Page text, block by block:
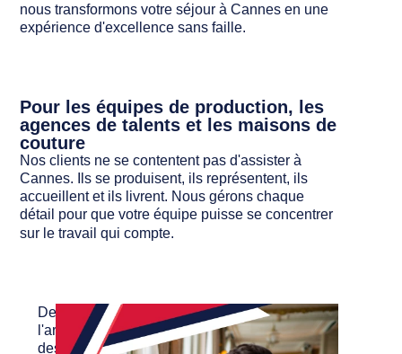
nous transformons votre séjour à Cannes en une
expérience d'excellence sans faille.
Pour les équipes de production, les
agences de talents et les maisons de
couture
Nos clients ne se contentent pas d'assister à
Cannes. Ils se produisent, ils représentent, ils
accueillent et ils livrent. Nous gérons chaque
détail pour que votre équipe puisse se concentrer
sur le travail qui compte.
De
l'arrivée
des